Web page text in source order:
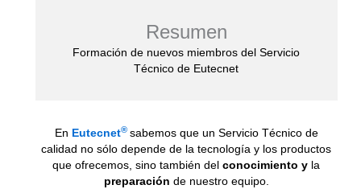
Resumen
Formación de nuevos miembros del Servicio
Técnico de Eutecnet
En Eutecnet® sabemos que un Servicio Técnico de
calidad no sólo depende de la tecnología y los productos
que ofrecemos, sino también delconocimiento y la
preparación de nuestro equipo.